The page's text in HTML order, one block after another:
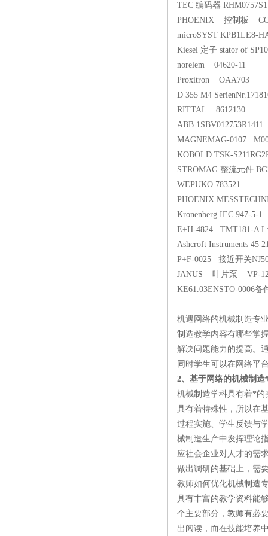
TEC 编码器
PHOENIX 控制板
microSYST KPB1LE8-
Kiesel 定子 stator of
norelem 04620-11
Proxitron OAA703
D 355 M4
RITTAL 8612130
ABB 1SBV012753R1411
MAGNEMAG-0107
KOBOLD TSK-
STROMAG 整流元件
WEPUKO 783521
PHOENIX
Kronenberg IEC 947-5-1
E+H-4824 TMT181-A
Ashcroft Instruments 45
P+F-0025 接近开关
JANUS 叶片泵 VP-12
KE61.03ENSTO-0006备
机遇网络的机械制造专
制造教学内容有哪些掌
解决问题能力的提高。
同时学生可以在网络平
2、基于网络的机械制造
机械制造学科具有着*的
具有着特殊性，所以在
过程实施、学生反馈与
械制造生产中发挥理论
应社会企业对人才的需
做出调研的基础上，需
教师如何优化机械制造
具有丰富的教学资料能
个主要部分，教师有必
出阅读，而在技能培养